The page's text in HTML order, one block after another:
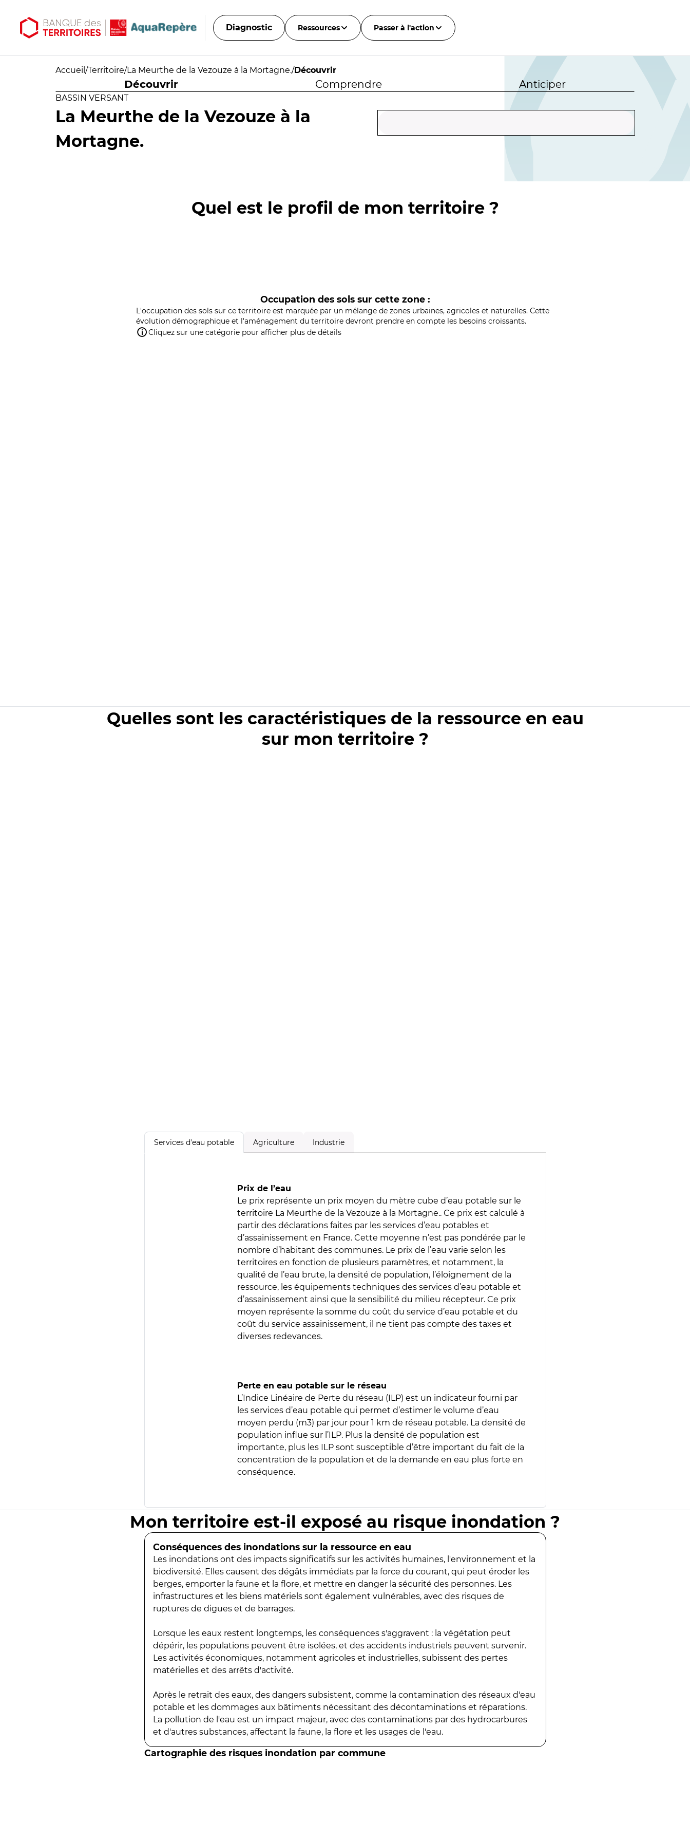
Diagnostic Ressources Passer à l'action
Accueil /Territoire/La Meurthe de la Vezouze à la Mortagne./Découvrir
Découvrir Comprendre Anticiper
BASSIN VERSANT
La Meurthe de la Vezouze à la
Mortagne.
Quel est le profil de mon territoire ?
Occupation des sols sur cette zone :
L'occupation des sols sur ce territoire est marquée par un mélange de zones urbaines, agricoles et naturelles. Cette
évolution démographique et l'aménagement du territoire devront prendre en compte les besoins croissants.
Cliquez sur une catégorie pour afficher plus de détails
Quelles sont les caractéristiques de la ressource en eau
sur mon territoire ?
Services d'eau potable Agriculture Industrie
Prix de l’eau
Le prix représente un prix moyen du mètre cube d’eau potable sur le
territoire La Meurthe de la Vezouze à la Mortagne.. Ce prix est calculé à
partir des déclarations faites par les services d’eau potables et
d’assainissement en France. Cette moyenne n’est pas pondérée par le
nombre d’habitant des communes. Le prix de l’eau varie selon les
territoires en fonction de plusieurs paramètres, et notamment, la
qualité de l’eau brute, la densité de population, l’éloignement de la
ressource, les équipements techniques des services d’eau potable et
d’assainissement ainsi que la sensibilité du milieu récepteur. Ce prix
moyen représente la somme du coût du service d’eau potable et du
coût du service assainissement, il ne tient pas compte des taxes et
diverses redevances.
Perte en eau potable sur le réseau
L’Indice Linéaire de Perte du réseau (ILP) est un indicateur fourni par
les services d’eau potable qui permet d’estimer le volume d’eau
moyen perdu (m3) par jour pour 1 km de réseau potable. La densité de
population influe sur l’ILP. Plus la densité de population est
importante, plus les ILP sont susceptible d’être important du fait de la
concentration de la population et de la demande en eau plus forte en
conséquence.
Mon territoire est-il exposé au risque inondation ?
Conséquences des inondations sur la ressource en eau
Les inondations ont des impacts significatifs sur les activités humaines, l'environnement et la
biodiversité. Elles causent des dégâts immédiats par la force du courant, qui peut éroder les
berges, emporter la faune et la flore, et mettre en danger la sécurité des personnes. Les
infrastructures et les biens matériels sont également vulnérables, avec des risques de
ruptures de digues et de barrages.
Lorsque les eaux restent longtemps, les conséquences s'aggravent : la végétation peut
dépérir, les populations peuvent être isolées, et des accidents industriels peuvent survenir.
Les activités économiques, notamment agricoles et industrielles, subissent des pertes
matérielles et des arrêts d'activité.
Après le retrait des eaux, des dangers subsistent, comme la contamination des réseaux d'eau
potable et les dommages aux bâtiments nécessitant des décontaminations et réparations.
La pollution de l'eau est un impact majeur, avec des contaminations par des hydrocarbures
et d'autres substances, affectant la faune, la flore et les usages de l'eau.
Cartographie des risques inondation par commune